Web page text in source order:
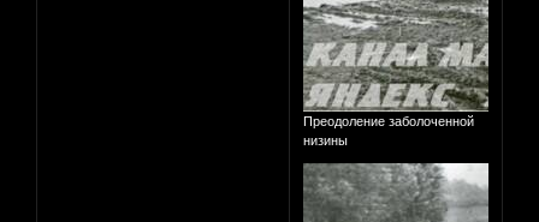
Преодоление заболоченной
низины